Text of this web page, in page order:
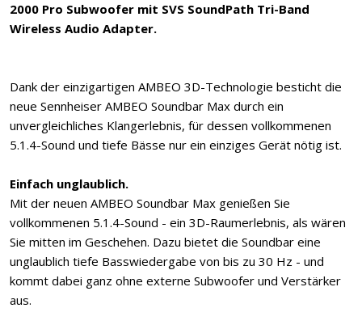
2000 Pro Subwoofer mit SVS SoundPath Tri-Band
Wireless Audio Adapter.
Dank der einzigartigen AMBEO 3D-Technologie besticht die
neue Sennheiser AMBEO Soundbar Max durch ein
unvergleichliches Klangerlebnis, für dessen vollkommenen
5.1.4-Sound und tiefe Bässe nur ein einziges Gerät nötig ist.
Einfach unglaublich.
Mit der neuen AMBEO Soundbar Max genießen Sie
vollkommenen 5.1.4-Sound - ein 3D-Raumerlebnis, als wären
Sie mitten im Geschehen. Dazu bietet die Soundbar eine
unglaublich tiefe Basswiedergabe von bis zu 30 Hz - und
kommt dabei ganz ohne externe Subwoofer und Verstärker
aus.